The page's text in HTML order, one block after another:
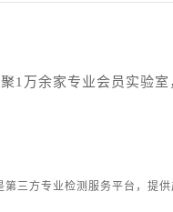
1万余家专业会员实验
三方专业检测服务平台，提供